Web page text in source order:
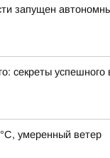
запущен
секреты
умеренный ветер